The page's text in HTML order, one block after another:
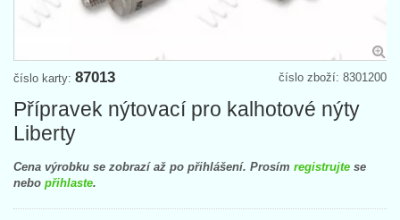
číslo zboží: 8301200
číslo karty: 87013
Přípravek nýtovací pro kalhotové nýty
Liberty
Cena výrobku se zobrazí až po přihlášení. Prosím registrujte se
nebo přihlaste.